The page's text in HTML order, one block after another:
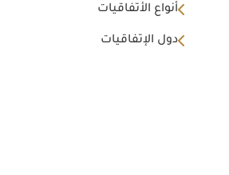
أنواع الأتفاقيات
دول الإتفاقيات